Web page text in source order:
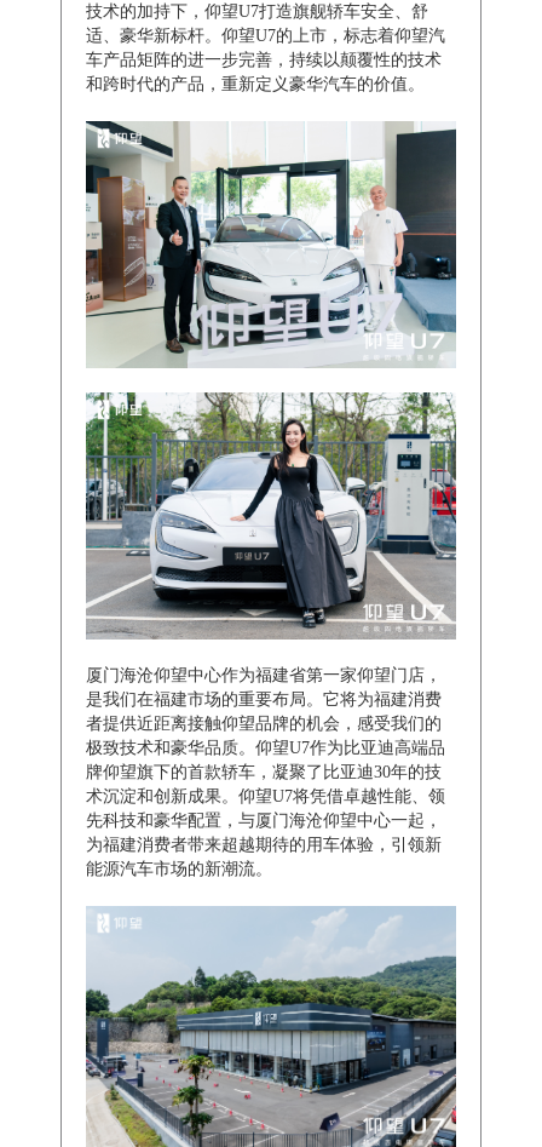
技术的加持下，仰望U7打造旗舰轿车安全、舒
适、豪华新标杆。仰望U7的上市，标志着仰望汽
车产品矩阵的进一步完善，持续以颠覆性的技术
和跨时代的产品，重新定义豪华汽车的价值。
厦门海沧仰望中心作为福建省第一家仰望门店，
是我们在福建市场的重要布局。它将为福建消费
者提供近距离接触仰望品牌的机会，感受我们的
极致技术和豪华品质。仰望U7作为比亚迪高端品
牌仰望旗下的首款轿车，凝聚了比亚迪30年的技
术沉淀和创新成果。仰望U7将凭借卓越性能、领
先科技和豪华配置，与厦门海沧仰望中心一起，
为福建消费者带来超越期待的用车体验，引领新
能源汽车市场的新潮流。